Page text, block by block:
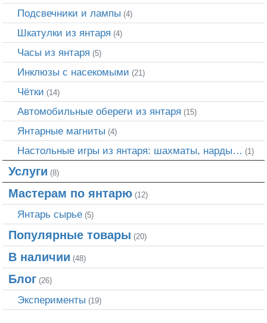
Подсвечники и лампы (4)
Шкатулки из янтаря (4)
Часы из янтаря (5)
Инклюзы с насекомыми (21)
Чётки (14)
Автомобильные обереги из янтаря (15)
Янтарные магниты (4)
Настольные игры из янтаря: шахматы, нарды… (1)
Услуги (8)
Мастерам по янтарю (12)
Янтарь сырье (5)
Популярные товары (20)
В наличии (48)
Блог (26)
Эксперименты (19)